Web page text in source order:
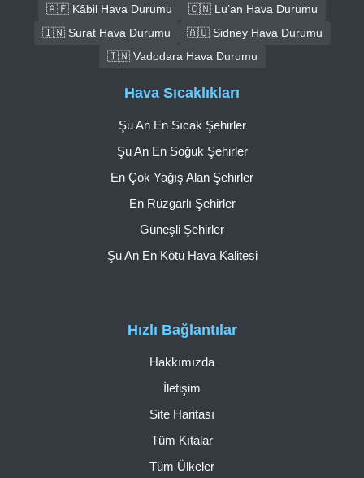
🇦🇫 Kâbil Hava Durumu
🇨🇳 Lu’an Hava Durumu
🇮🇳 Surat Hava Durumu
🇦🇺 Sidney Hava Durumu
🇮🇳 Vadodara Hava Durumu
Hızlı Bağlantılar
Hakkımızda
İletişim
Site Haritası
Tüm Kıtalar
Tüm Ülkeler
Hava Sıcaklıkları
Şu An En Sıcak Şehirler
Şu An En Soğuk Şehirler
En Çok Yağış Alan Şehirler
En Rüzgarlı Şehirler
Güneşli Şehirler
Şu An En Kötü Hava Kalitesi